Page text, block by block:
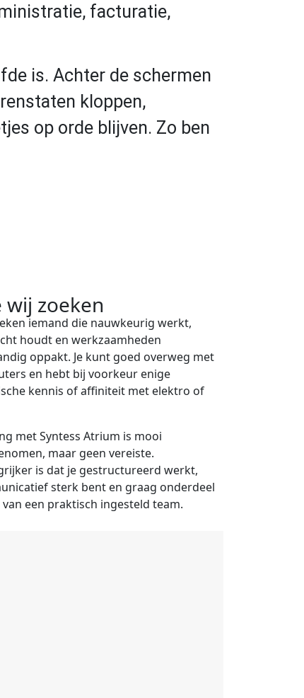
facturatie,
is. Achter de schermen
kloppen,
op orde blijven. Zo ben
wij zoeken
iemand die nauwkeurig werkt,
houdt en werkzaamheden
oppakt. Je kunt goed overweg met
en hebt bij voorkeur enige
kennis of affiniteit met elektro of
met Syntess Atrium is mooi
maar geen vereiste.
is dat je gestructureerd werkt,
sterk bent en graag onderdeel
een praktisch ingesteld team.